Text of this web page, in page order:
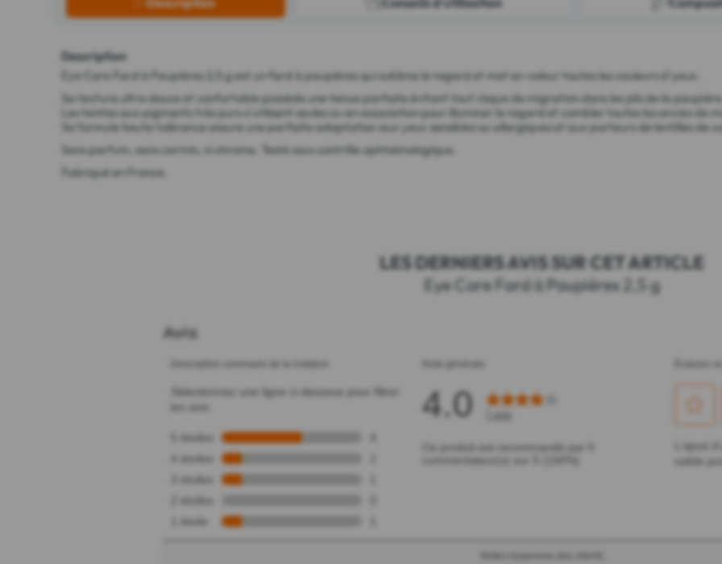
Description
Eye Care Fard à Paupières 2,5 g est un fard à paupières qui sublime le regard et met en valeur toutes les couleurs d'yeux.
Sa texture ultra douce et confortable possède une tenue parfaite évitant tout risque de migration dans les plis de la paupière.
Les teintes aux pigments très purs s'utilisent seules ou en association pour illuminer le regard et combler toutes les envies de
Sa formule haute tolérance assure une parfaite adaptation aux yeux sensibles ou allergiques et aux porteurs de lentilles de
Sans parfum, sans carmin, ni chrome. Testé sous contrôle ophtalmologique.
Fabriqué en France.
LES DERNIERS AVIS SUR CET ARTICLE
Eye Care Fard à Paupières 2,5 g